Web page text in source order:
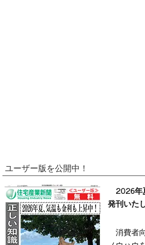
ユーザー版を公開中！
2026年
発刊いた
消費者